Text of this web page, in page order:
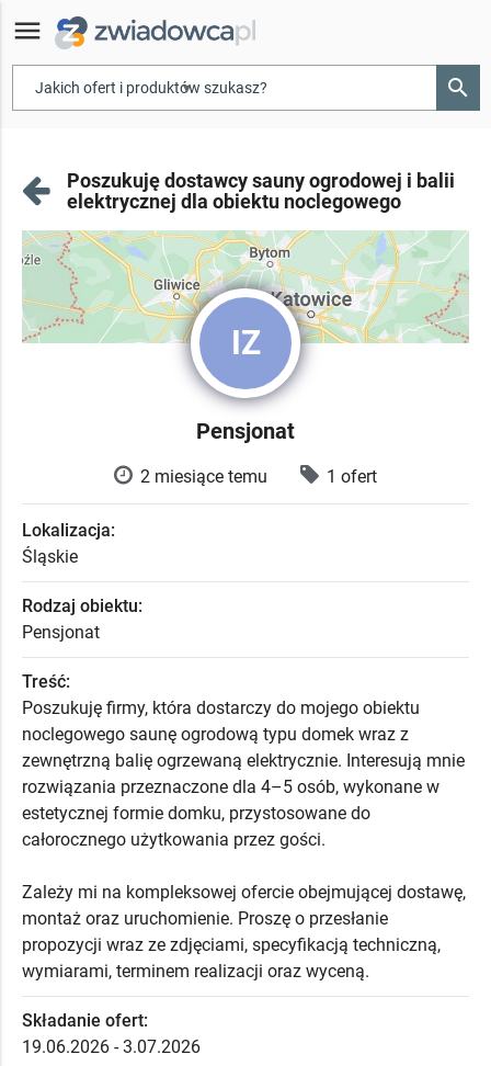
menu
▾ search
Poszukuję dostawcy sauny ogrodowej i balii
elektrycznej dla obiektu noclegowego
IZ
Pensjonat
2 miesiące temu 1 ofert
Lokalizacja:
Śląskie
Rodzaj obiektu:
Pensjonat
Treść:
Poszukuję firmy, która dostarczy do mojego obiektu
noclegowego saunę ogrodową typu domek wraz z
zewnętrzną balię ogrzewaną elektrycznie. Interesują mnie
rozwiązania przeznaczone dla 4–5 osób, wykonane w
estetycznej formie domku, przystosowane do
całorocznego użytkowania przez gości.
Zależy mi na kompleksowej ofercie obejmującej dostawę,
montaż oraz uruchomienie. Proszę o przesłanie
propozycji wraz ze zdjęciami, specyfikacją techniczną,
wymiarami, terminem realizacji oraz wyceną.
Składanie ofert:
19.06.2026 - 3.07.2026